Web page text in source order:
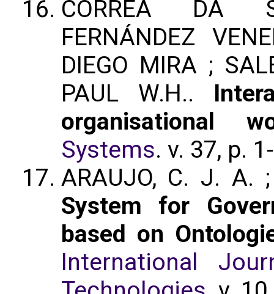
CORRÊA DA
FERNÁNDEZ
DIEGO MIRA ;
PAUL W.H..
organisational
Systems. v. 37, p.
ARAUJO, C. J. A.
System for
based on
International